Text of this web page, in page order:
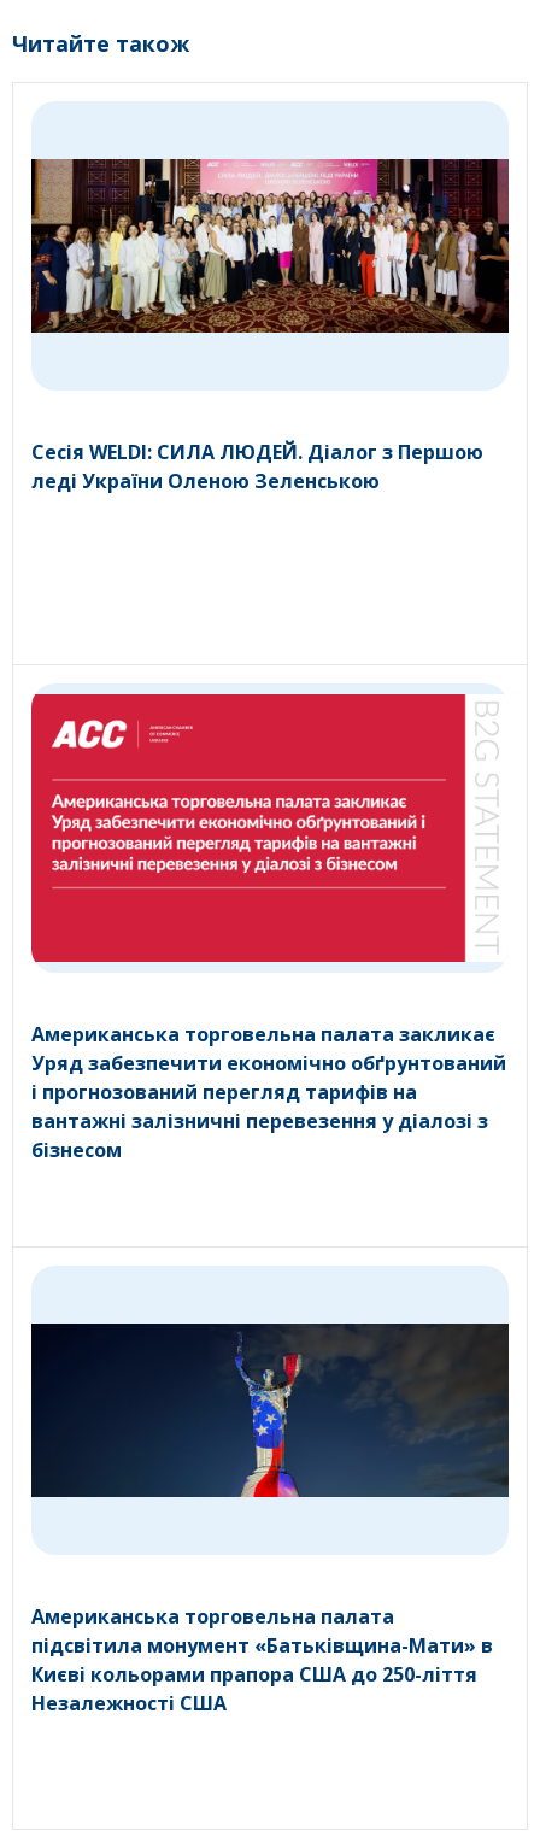
Читайте також
Сесія WELDI: СИЛА ЛЮДЕЙ. Діалог з Першою
леді України Оленою Зеленською
Американська торговельна палата закликає
Уряд забезпечити економічно обґрунтований
і прогнозований перегляд тарифів на
вантажні залізничні перевезення у діалозі з
бізнесом
Американська торговельна палата
підсвітила монумент «Батьківщина-Мати» в
Києві кольорами прапора США до 250-ліття
Незалежності США